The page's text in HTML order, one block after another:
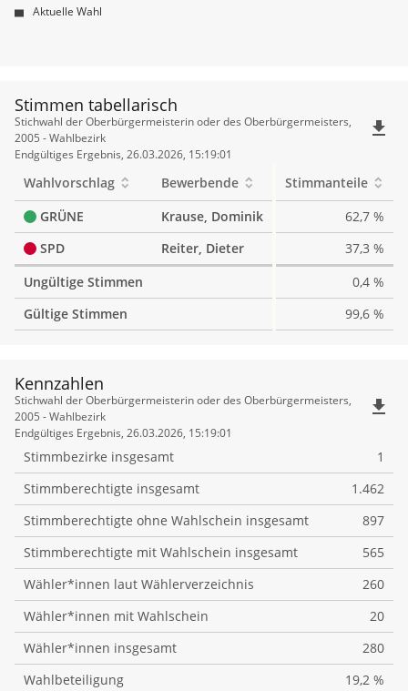
Aktuelle Wahl
Stimmen tabellarisch
Stimmen
tabellarisch
Stichwahl der Oberbürgermeisterin oder des Oberbürgermeisters,
2005 - Wahlbezirk
Endgültiges Ergebnis, 26.03.2026, 15:19:01
file_download
Wahlvorschlag Bewerbende
Stimmanteile
GRÜNE
Krause, Dominik
62,7 %
SPD
Reiter, Dieter
37,3 %
Ungültige Stimmen
0,4 %
Gültige Stimmen
99,6 %
Kennzahlen
Kennzahlen
Stichwahl der Oberbürgermeisterin oder des Oberbürgermeisters,
2005 - Wahlbezirk
Endgültiges Ergebnis, 26.03.2026, 15:19:01
file_download
Stimmbezirke insgesamt
1
Stimmberechtigte insgesamt
1.462
Stimmberechtigte ohne Wahlschein insgesamt
897
Stimmberechtigte mit Wahlschein insgesamt
565
Wähler*innen laut Wählerverzeichnis
260
Wähler*innen mit Wahlschein
20
Wähler*innen insgesamt
280
Wahlbeteiligung
19,2 %